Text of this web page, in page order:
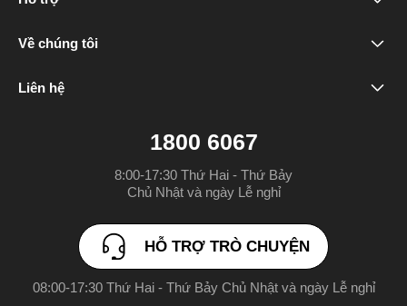
realme 16T 5G
realme C100
realme 16 Pro 5G
Câu hỏi thường gặp
Trung tâm dịch vụ khách hàng
Về chúng tôi
Nhãn hiệu chúng tôi
Liên hệ
sales.vn@realme.com
1800 6067
8:00-17:30 Thứ Hai - Thứ Bảy
Chủ Nhật và ngày Lễ nghỉ
HỖ TRỢ TRÒ CHUYỆN
08:00-17:30 Thứ Hai - Thứ Bảy Chủ Nhật và ngày Lễ nghỉ